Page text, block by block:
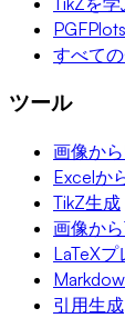
すべて
ツール
画像か
Excelか
TikZ生成
画像か
LaTeX
引用生成